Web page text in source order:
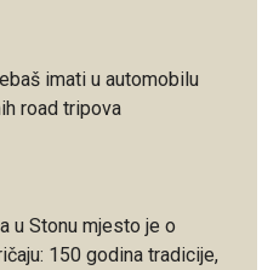
imati u automobilu
road tripova
u Stonu mjesto je o
150 godina tradicije,